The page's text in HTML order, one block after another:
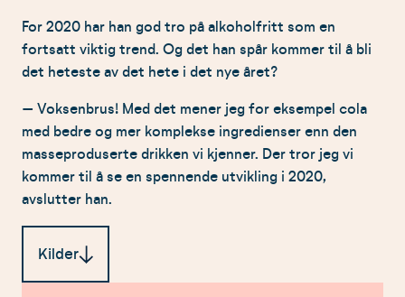
For 2020 har han god tro på alkoholfritt som en
fortsatt viktig trend. Og det han spår kommer til å bli
det heteste av det hete i det nye året?
– Voksenbrus! Med det mener jeg for eksempel cola
med bedre og mer komplekse ingredienser enn den
masseproduserte drikken vi kjenner. Der tror jeg vi
kommer til å se en spennende utvikling i 2020,
avslutter han.
Kilder